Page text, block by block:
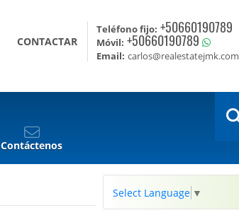
CONTACTAR
Teléfono fijo: +50660190789
Móvil: +50660190789
Email: carlos@realestatejmk.com
Contáctenos
Select Language ▼